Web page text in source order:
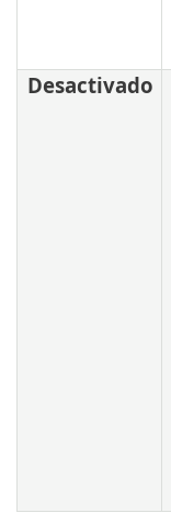
Desactivado